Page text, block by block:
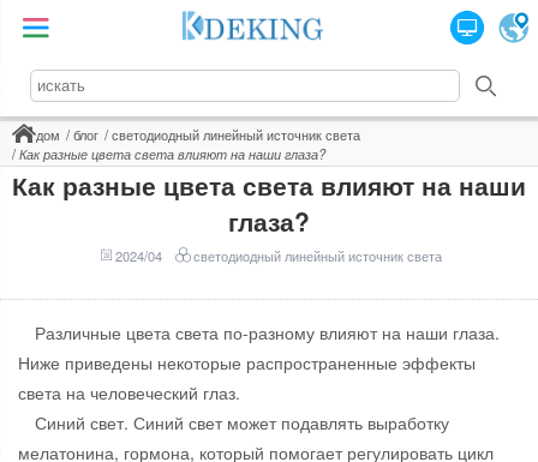
дом блог
светодиодный линейный источник света
Как разные цвета света влияют на наши глаза?
Как разные цвета света влияют на наши
глаза?
2024/04 светодиодный линейный источник света
Различные цвета света по-разному влияют на наши глаза.
Ниже приведены некоторые распространенные эффекты
света на человеческий глаз.
Синий свет. Синий свет может подавлять выработку
мелатонина, гормона, который помогает регулировать цикл